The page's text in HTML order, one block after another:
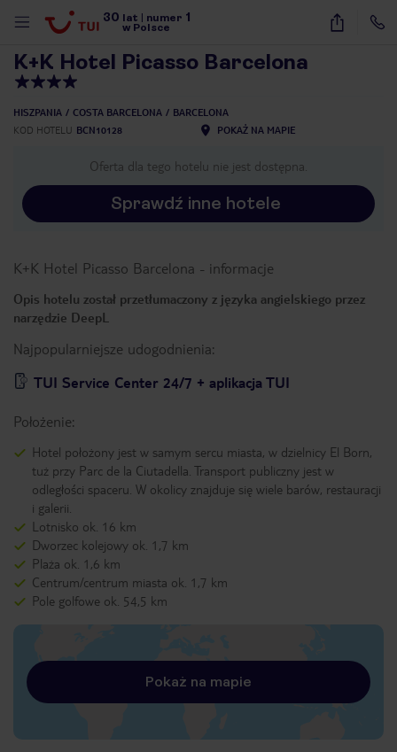
30 lat numer 1
w Polsce
40
K+K Hotel Picasso Barcelona
HISZPANIA COSTA BARCELONA
BARCELONA
KOD HOTELU BCN10128 POKAŻ NA MAPIE
Oferta dla tego hotelu nie jest dostępna.
Sprawdź inne hotele
K+K Hotel Picasso Barcelona - informacje
Opis hotelu został przetłumaczony z języka angielskiego przez
narzędzie DeepL
Najpopularniejsze udogodnienia:
TUI Service Center 24/7 + aplikacja TUI
Położenie:
Hotel położony jest w samym sercu miasta, w dzielnicy El Born,
tuż przy Parc de la Ciutadella. Transport publiczny jest w
odległości spaceru. W okolicy znajduje się wiele barów, restauracji
i galerii.
Lotnisko ok. 16 km
Dworzec kolejowy ok. 1,7 km
Plaża ok. 1,6 km
Centrum/centrum miasta ok. 1,7 km
Pole golfowe ok. 54,5 km
Pokaż na mapie